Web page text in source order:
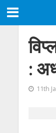
:
11th